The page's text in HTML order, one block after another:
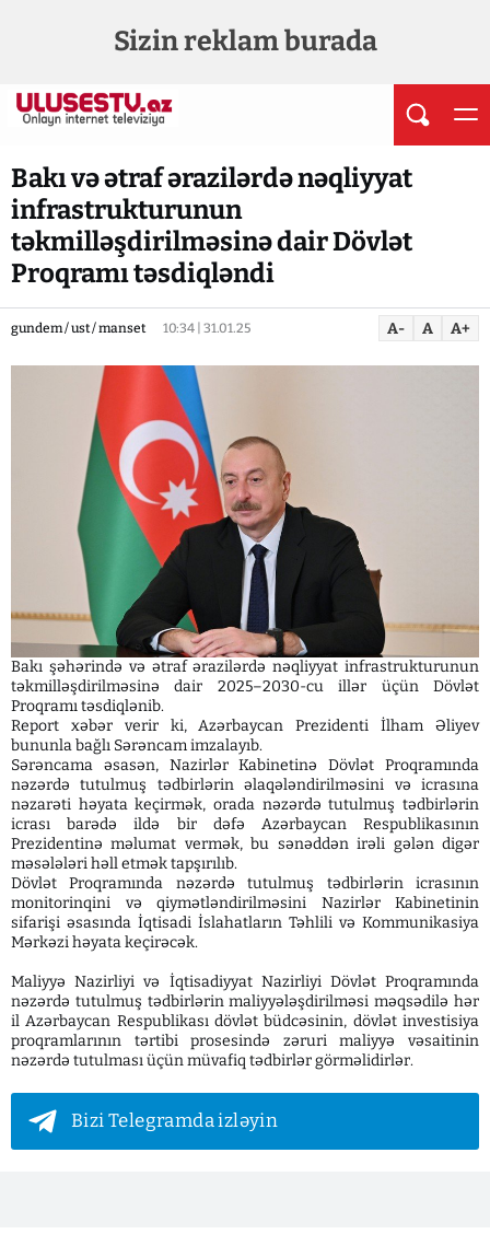
Sizin reklam burada
Bakı və ətraf ərazilərdə nəqliyyat
infrastrukturunun
təkmilləşdirilməsinə dair Dövlət
Proqramı təsdiqləndi
gundem / ust / manset 10:34 | 31.01.25 A- A A+
Bakı şəhərində və ətraf ərazilərdə nəqliyyat infrastrukturunun
təkmilləşdirilməsinə dair 2025–2030-cu illər üçün Dövlət
Proqramı təsdiqlənib.
Report xəbər verir ki, Azərbaycan Prezidenti İlham Əliyev
bununla bağlı Sərəncam imzalayıb.
Sərəncama əsasən, Nazirlər Kabinetinə Dövlət Proqramında
nəzərdə tutulmuş tədbirlərin əlaqələndirilməsini və icrasına
nəzarəti həyata keçirmək, orada nəzərdə tutulmuş tədbirlərin
icrası barədə ildə bir dəfə Azərbaycan Respublikasının
Prezidentinə məlumat vermək, bu sənəddən irəli gələn digər
məsələləri həll etmək tapşırılıb.
Dövlət Proqramında nəzərdə tutulmuş tədbirlərin icrasının
monitorinqini və qiymətləndirilməsini Nazirlər Kabinetinin
sifarişi əsasında İqtisadi İslahatların Təhlili və Kommunikasiya
Mərkəzi həyata keçirəcək.
Maliyyə Nazirliyi və İqtisadiyyat Nazirliyi Dövlət Proqramında
nəzərdə tutulmuş tədbirlərin maliyyələşdirilməsi məqsədilə hər
il Azərbaycan Respublikası dövlət büdcəsinin, dövlət investisiya
proqramlarının tərtibi prosesində zəruri maliyyə vəsaitinin
nəzərdə tutulması üçün müvafiq tədbirlər görməlidirlər.
Bizi Telegramda izləyin